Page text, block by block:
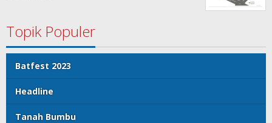
Topik Populer
Batfest 2023
Headline
Tanah Bumbu